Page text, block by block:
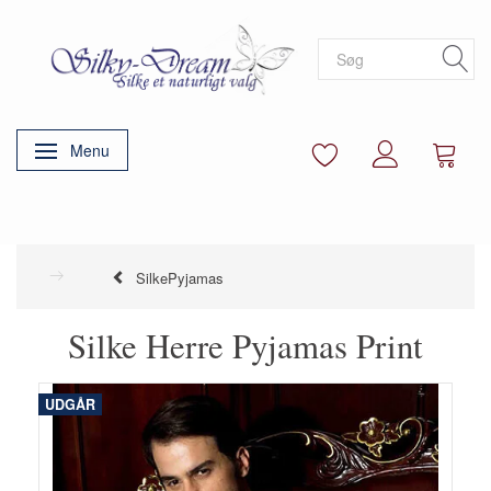
Skifte navigation
Menu
SilkePyjamas
Silke Herre Pyjamas Print
UDGÅR